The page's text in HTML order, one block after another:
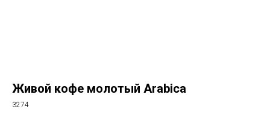
Живой кофе молотый Arabica
3274